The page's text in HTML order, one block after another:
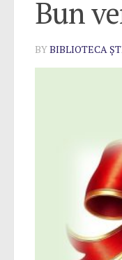
Bun
BYBIBLIOTECA